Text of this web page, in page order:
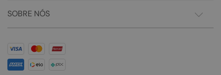
SOBRE NÓS